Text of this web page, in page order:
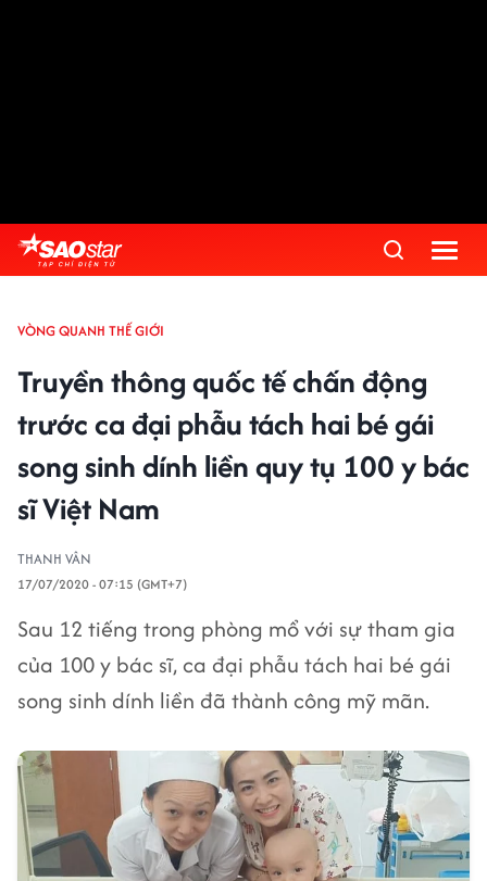
VÒNG QUANH THẾ GIỚI
Truyền thông quốc tế chấn động
trước ca đại phẫu tách hai bé gái
song sinh dính liền quy tụ 100 y bác
sĩ Việt Nam
THANH VÂN
17/07/2020 - 07:15 (GMT+7)
Sau 12 tiếng trong phòng mổ với sự tham gia
của 100 y bác sĩ, ca đại phẫu tách hai bé gái
song sinh dính liền đã thành công mỹ mãn.